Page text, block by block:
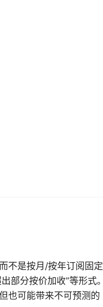
不是按月/按年订阅固定
部分按价加收”等形式。
也可能带来不可预测的